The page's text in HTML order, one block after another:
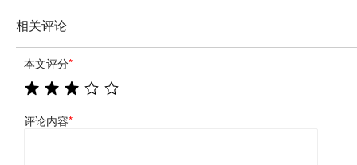
相关评论
本文评分*
评论内容*